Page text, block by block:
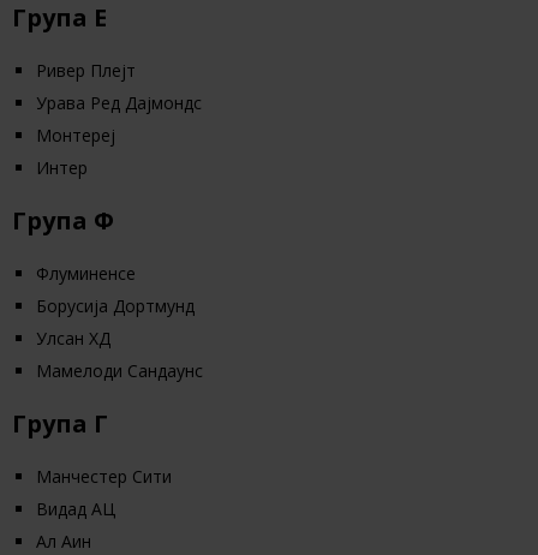
Група Е
Ривер Плејт
Урава Ред Дајмондс
Монтереј
Интер
Група Ф
Флуминенсе
Борусија Дортмунд
Улсан ХД
Мамелоди Сандаунс
Група Г
Манчестер Сити
Видад АЦ
Ал Аин